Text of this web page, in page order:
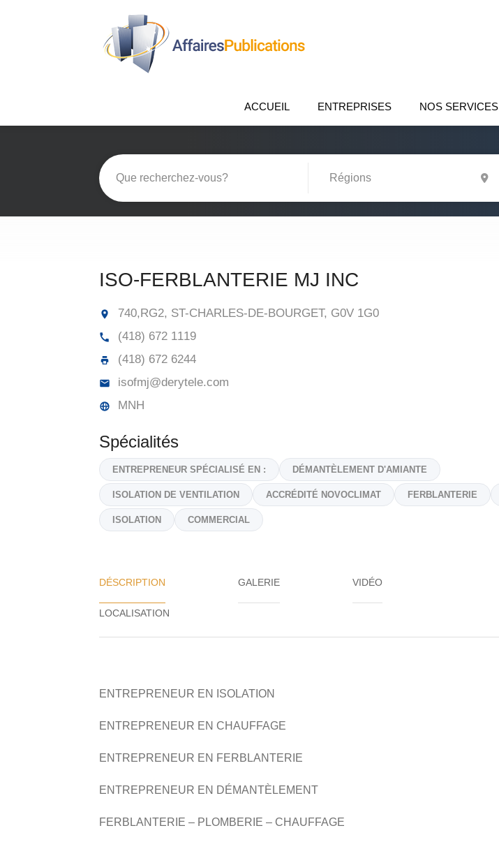
ACCUEIL ENTREPRISES NOS SERVICES
ISO-FERBLANTERIE MJ INC
740,RG2, ST-CHARLES-DE-BOURGET, G0V 1G0
(418) 672 1119
(418) 672 6244
isofmj@derytele.com
MNH
Spécialités
ENTREPRENEUR SPÉCIALISÉ EN : DÉMANTÈLEMENT D'AMIANTE
ISOLATION DE VENTILATION ACCRÉDITÉ NOVOCLIMAT FERBLANTERIE
ISOLATION COMMERCIAL
DÉSCRIPTION GALERIE VIDÉO
ENTREPRENEUR EN ISOLATION
ENTREPRENEUR EN CHAUFFAGE
ENTREPRENEUR EN FERBLANTERIE
ENTREPRENEUR EN DÉMANTÈLEMENT
FERBLANTERIE – PLOMBERIE – CHAUFFAGE